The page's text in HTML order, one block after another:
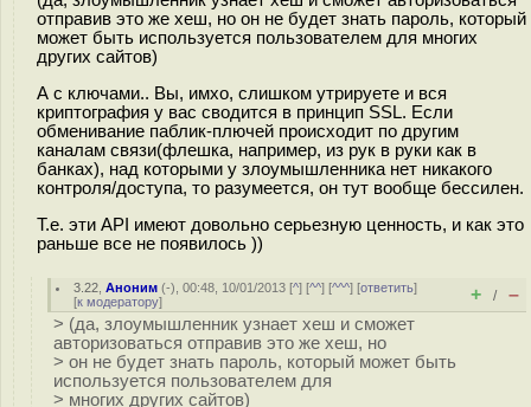
отправив это же хеш, но он не будет знать пароль, который
может быть используется пользователем для многих
других сайтов)
А с ключами.. Вы, имхо, слишком утрируете и вся
криптография у вас сводится в принцип SSL. Если
обменивание паблик-плючей происходит по другим
каналам связи(флешка, например, из рук в руки как в
банках), над которыми у злоумышленника нет никакого
контроля/доступа, то разумеется, он тут вообще бессилен.
Т.е. эти API имеют довольно серьезную ценность, и как это
раньше все не появилось ))
3.22 ,Аноним (-), 00:48, 10/01/2013 [^] [^^] [^^^] [ответить]
[к модератору] + / –
> (да, злоумышленник узнает хеш и сможет
авторизоваться отправив это же хеш, но
> он не будет знать пароль, который может быть
используется пользователем для
> многих других сайтов)